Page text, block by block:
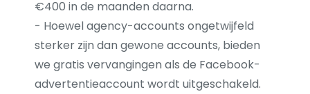
€400 in de maanden daarna.
- Hoewel agency-accounts ongetwijfeld
sterker zijn dan gewone accounts, bieden
we gratis vervangingen als de Facebook-
advertentieaccount wordt uitgeschakeld.